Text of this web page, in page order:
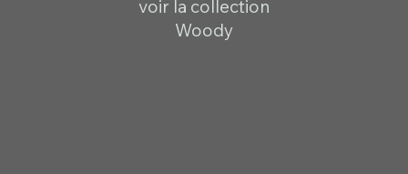
voir la collection
Woody